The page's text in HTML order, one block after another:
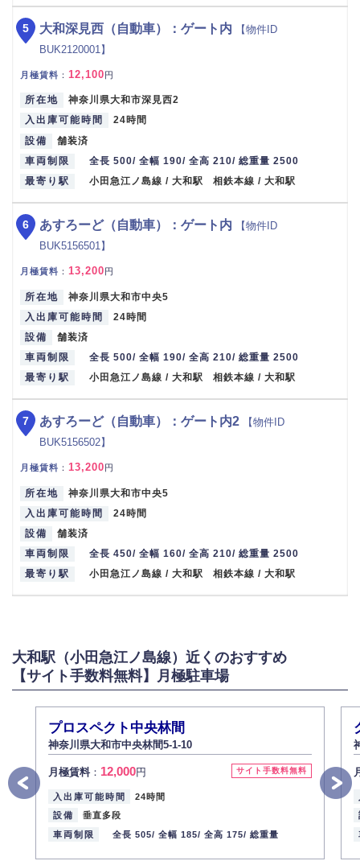
大和深見西（自動車）：ゲート内
【物件ID
BUK2120001】
月極賃料 ： 12,100円
所在地
神奈川県大和市深見西2
入出庫可能時間
24時間
設備
舗装済
車両制限
全長 500/ 全幅 190/ 全高 210/ 総重量 2500
最寄り駅
小田急江ノ島線 / 大和駅 相鉄本線 / 大和駅
5
あすろーど（自動車）：ゲート内
【物件ID
BUK5156501】
月極賃料 ： 13,200円
所在地
神奈川県大和市中央5
入出庫可能時間
24時間
設備
舗装済
車両制限
全長 500/ 全幅 190/ 全高 210/ 総重量 2500
最寄り駅
小田急江ノ島線 / 大和駅 相鉄本線 / 大和駅
6
あすろーど（自動車）：ゲート内2
【物件ID
BUK5156502】
月極賃料 ： 13,200 円
所在地
神奈川県大和市中央5
入出庫可能時間
24時間
設備
舗装済
車両制限
全長 450/ 全幅 160/ 全高 210/ 総重量 2500
最寄り駅
小田急江ノ島線 / 大和駅 相鉄本線 / 大和駅
7
大和駅（小田急江ノ島線）近くのおすすめ
【サイト手数料無料】月極駐車場
プロスペクト中央林間
神奈川県大和市中央林間5-1-10
サイト手数料無料
月極賃料： 12,000円
入出庫可能時間
24時間
設備
垂直多段
車両制限
全長 505/ 全幅 185/ 全高 175/ 総重量